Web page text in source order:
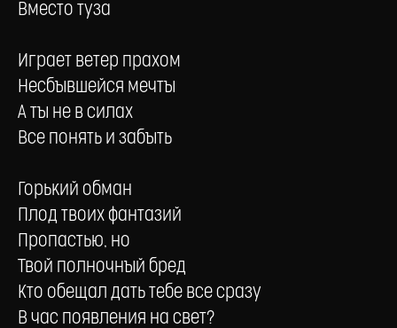
Вместо туза
Играет ветер прахом
Несбывшейся мечты
А ты не в силах
Все понять и забыть
Горький обман
Плод твоих фантазий
Пропастью, но
Твой полночный бред
Кто обещал дать тебе все сразу
В час появления на свет?